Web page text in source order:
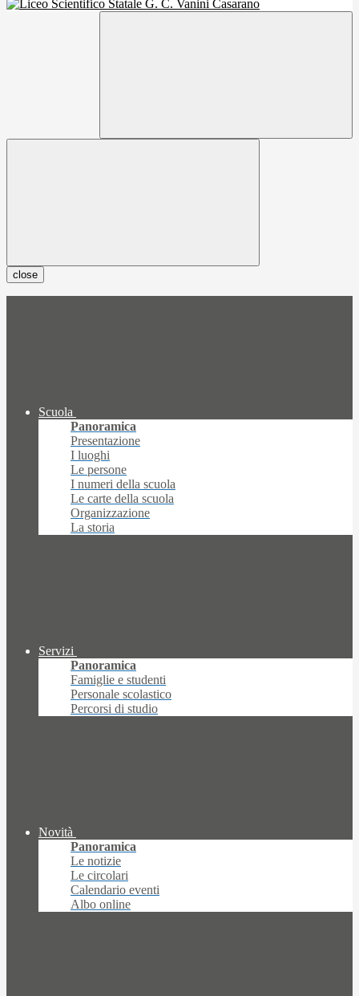
close
Scuola
Panoramica
Presentazione
I luoghi
Le persone
I numeri della scuola
Le carte della scuola
Organizzazione
La storia
Servizi
Panoramica
Famiglie e studenti
Personale scolastico
Percorsi di studio
Novità
Panoramica
Le notizie
Le circolari
Calendario eventi
Albo online